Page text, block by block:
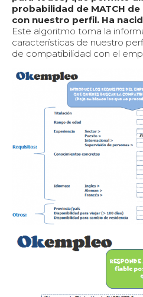
probabilidad de MATCH
con nuestro perfil. Ha
Este algoritmo toma la
características de nuestro
de compatibilidad con el